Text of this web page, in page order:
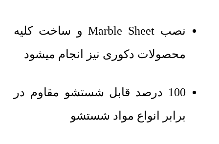
نصب Marble Sheet و ساخت کلیه
محصولات دکوری نیز انجام میشود
100 درصد قابل شستشو مقاوم در
برابر انواع مواد شستشو